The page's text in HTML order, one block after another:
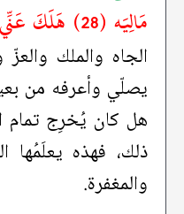
مَالِيَه (28) هَلَكَ عَنِّي سُلْطَانِيَه
الجاه والملك
يصلّي وأعرفه من
هل كان يُخرِج تمام
ذلك، فهذه يعلَمُها
والمغفرة.